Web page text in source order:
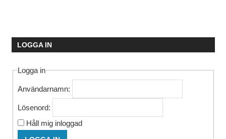
LOGGA IN
Logga in
Användarnamn:
Lösenord:
Håll mig inloggad